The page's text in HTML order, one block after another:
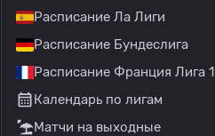
Расписание Ла Лиги
Расписание Бундеслига
Расписание Франция Лига 1
Календарь по лигам
Матчи на выходные